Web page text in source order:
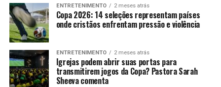
ENTRETENIMENTO 2 meses atrás
Copa 2026: 14 seleções representam países
onde cristãos enfrentam pressão e violência
ENTRETENIMENTO 2 meses atrás
Igrejas podem abrir suas portas para
transmitirem jogos da Copa? Pastora Sarah
Sheeva comenta